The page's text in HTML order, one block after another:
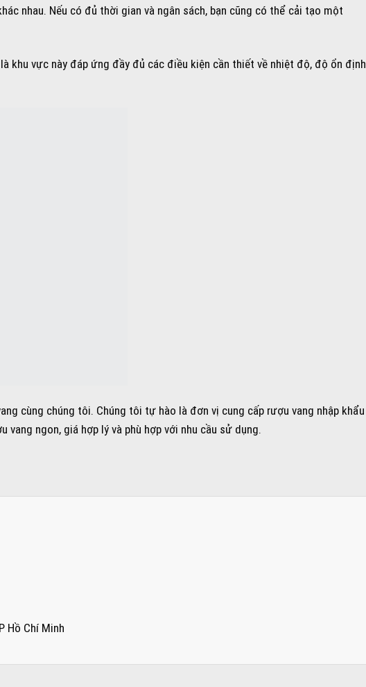
nhau. Nếu có đủ thời gian và ngân sách, bạn cũng có thể cải tạo một
khu vực này đáp ứng đầy đủ các điều kiện cần thiết về nhiệt độ, độ ổn định
cùng chúng tôi. Chúng tôi tự hào là đơn vị cung cấp rượu vang nhập khẩu
ngon, giá hợp lý và phù hợp với nhu cầu sử dụng.
Hồ Chí Minh